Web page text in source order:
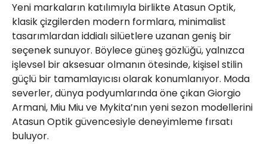
Yeni markaların katılımıyla birlikte Atasun Optik,
klasik çizgilerden modern formlara, minimalist
tasarımlardan iddialı silüetlere uzanan geniş bir
seçenek sunuyor. Böylece güneş gözlüğü, yalnızca
işlevsel bir aksesuar olmanın ötesinde, kişisel stilin
güçlü bir tamamlayıcısı olarak konumlanıyor. Moda
severler, dünya podyumlarında öne çıkan Giorgio
Armani, Miu Miu ve Mykita’nın yeni sezon modellerini
Atasun Optik güvencesiyle deneyimleme fırsatı
buluyor.